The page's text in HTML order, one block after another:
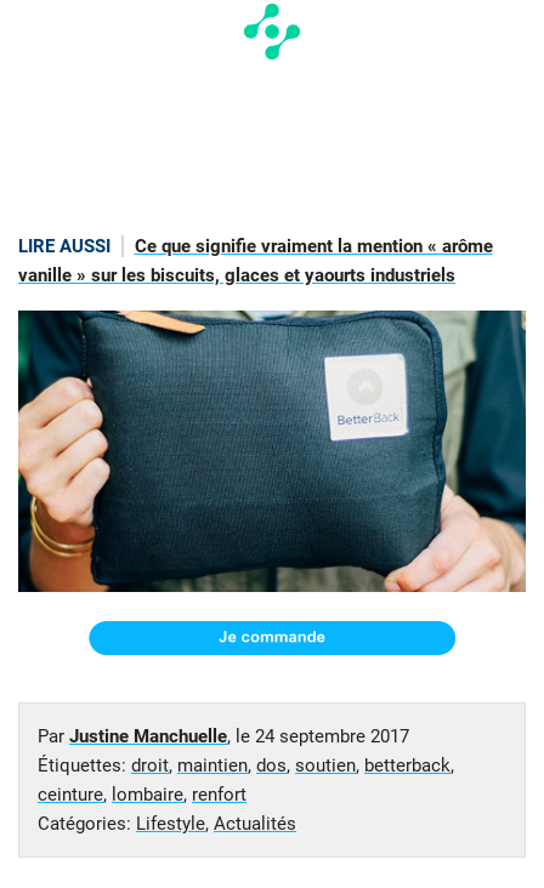
LIRE AUSSI
Ce que signifie vraiment la mention « arôme
vanille » sur les biscuits, glaces et yaourts industriels
Par Justine Manchuelle, le 24 septembre 2017
Étiquettes: droit, maintien, dos, soutien, betterback,
ceinture, lombaire, renfort
Catégories: Lifestyle, Actualités